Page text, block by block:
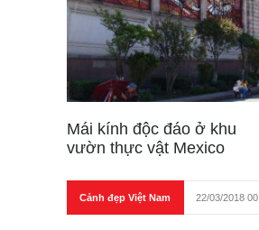
Mái kính độc đáo ở khu
vườn thực vật Mexico
Cảnh đẹp Việt Nam 22/03/2018